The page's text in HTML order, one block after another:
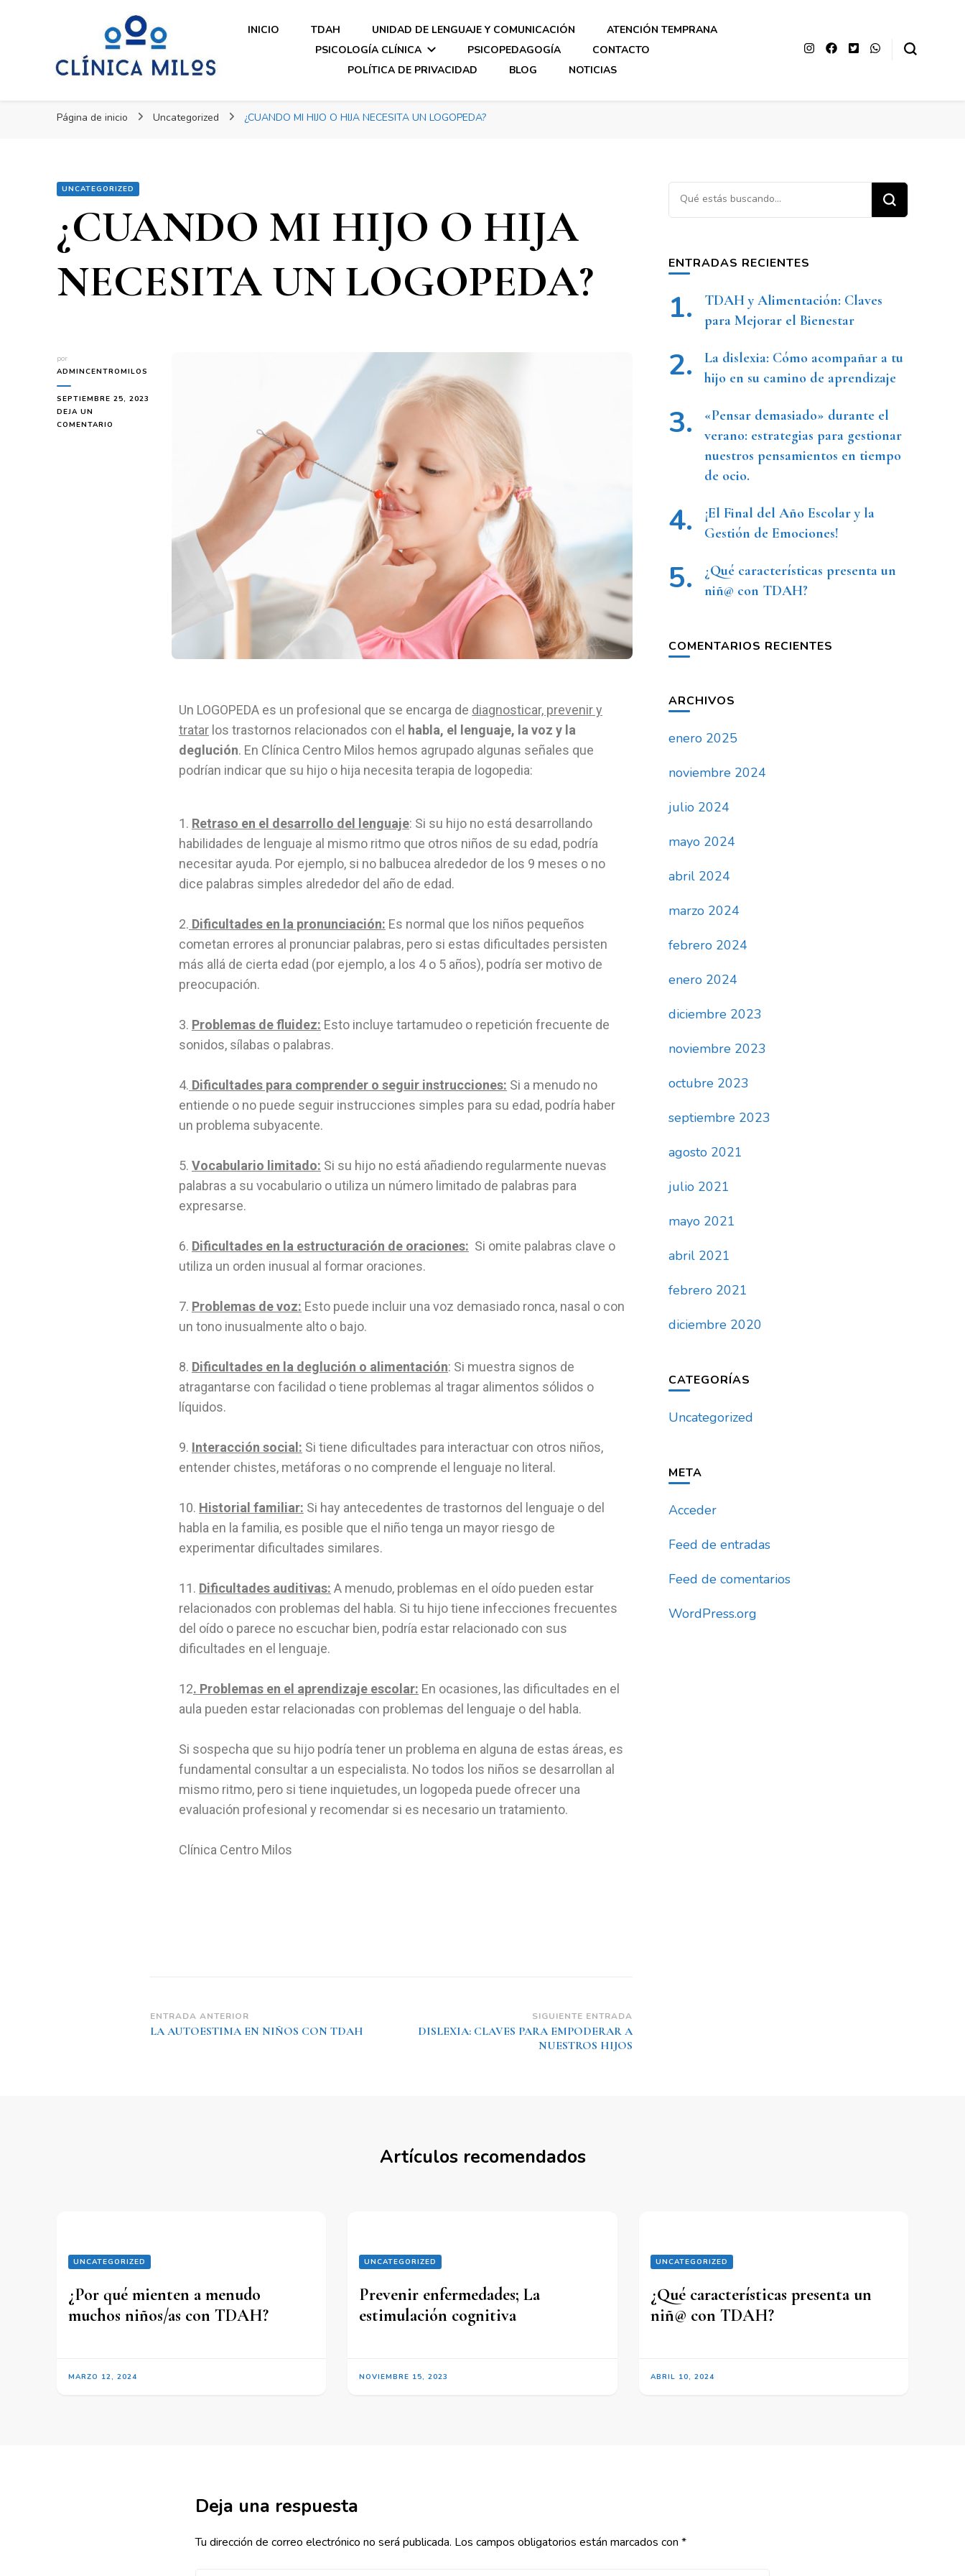
Clínica Milos
INICIO TDAH UNIDAD DE LENGUAJE Y COMUNICACIÓN
ATENCIÓN TEMPRANA
PSICOLOGÍA CLÍNICA
PSICOPEDAGOGÍA
CONTACTO
POLÍTICA DE PRIVACIDAD
BLOG NOTICIAS
Página de inicio Uncategorized ¿CUANDO MI HIJO O HIJA NECESITA UN LOGOPEDA?
UNCATEGORIZED
¿CUANDO MI HIJO O HIJA
NECESITA UN LOGOPEDA?
por
ADMINCENTROMILOS
SEPTIEMBRE 25, 2023
DEJA UN
COMENTARIO
Un LOGOPEDA es un profesional que se encarga de diagnosticar, prevenir y
tratar los trastornos relacionados con el habla, el lenguaje, la voz y la
deglución. En Clínica Centro Milos hemos agrupado algunas señales que
podrían indicar que su hijo o hija necesita terapia de logopedia:
1. Retraso en el desarrollo del lenguaje: Si su hijo no está desarrollando
habilidades de lenguaje al mismo ritmo que otros niños de su edad, podría
necesitar ayuda. Por ejemplo, si no balbucea alrededor de los 9 meses o no
dice palabras simples alrededor del año de edad.
2. Dificultades en la pronunciación: Es normal que los niños pequeños
cometan errores al pronunciar palabras, pero si estas dificultades persisten
más allá de cierta edad (por ejemplo, a los 4 o 5 años), podría ser motivo de
preocupación.
3. Problemas de fluidez: Esto incluye tartamudeo o repetición frecuente de
sonidos, sílabas o palabras.
4. Dificultades para comprender o seguir instrucciones: Si a menudo no
entiende o no puede seguir instrucciones simples para su edad, podría haber
un problema subyacente.
5. Vocabulario limitado: Si su hijo no está añadiendo regularmente nuevas
palabras a su vocabulario o utiliza un número limitado de palabras para
expresarse.
6. Dificultades en la estructuración de oraciones: Si omite palabras clave o
utiliza un orden inusual al formar oraciones.
7. Problemas de voz: Esto puede incluir una voz demasiado ronca, nasal o con
un tono inusualmente alto o bajo.
8. Dificultades en la deglución o alimentación: Si muestra signos de
atragantarse con facilidad o tiene problemas al tragar alimentos sólidos o
líquidos.
9. Interacción social: Si tiene dificultades para interactuar con otros niños,
entender chistes, metáforas o no comprende el lenguaje no literal.
10. Historial familiar: Si hay antecedentes de trastornos del lenguaje o del
habla en la familia, es posible que el niño tenga un mayor riesgo de
experimentar dificultades similares.
11. Dificultades auditivas: A menudo, problemas en el oído pueden estar
relacionados con problemas del habla. Si tu hijo tiene infecciones frecuentes
del oído o parece no escuchar bien, podría estar relacionado con sus
dificultades en el lenguaje.
12. Problemas en el aprendizaje escolar: En ocasiones, las dificultades en el
aula pueden estar relacionadas con problemas del lenguaje o del habla.
Si sospecha que su hijo podría tener un problema en alguna de estas áreas, es
fundamental consultar a un especialista. No todos los niños se desarrollan al
mismo ritmo, pero si tiene inquietudes, un logopeda puede ofrecer una
evaluación profesional y recomendar si es necesario un tratamiento.
Clínica Centro Milos
ENTRADA ANTERIOR
LA AUTOESTIMA EN NIÑOS CON TDAH
SIGUIENTE ENTRADA
DISLEXIA: CLAVES PARA EMPODERAR A
NUESTROS HIJOS
ENTRADAS RECIENTES
TDAH y Alimentación: Claves
para Mejorar el Bienestar
La dislexia: Cómo acompañar a tu
hijo en su camino de aprendizaje
«Pensar demasiado» durante el
verano: estrategias para gestionar
nuestros pensamientos en tiempo
de ocio.
¡El Final del Año Escolar y la
Gestión de Emociones!
¿Qué características presenta un
niñ@ con TDAH?
COMENTARIOS RECIENTES
ARCHIVOS
enero 2025
noviembre 2024
julio 2024
mayo 2024
abril 2024
marzo 2024
febrero 2024
enero 2024
diciembre 2023
noviembre 2023
octubre 2023
septiembre 2023
agosto 2021
julio 2021
mayo 2021
abril 2021
febrero 2021
diciembre 2020
CATEGORÍAS
Uncategorized
META
Acceder
Feed de entradas
Feed de comentarios
WordPress.org
Artículos recomendados
UNCATEGORIZED
¿Por qué mienten a menudo
muchos niños/as con TDAH?
MARZO 12, 2024
UNCATEGORIZED
Prevenir enfermedades; La
estimulación cognitiva
NOVIEMBRE 15, 2023
UNCATEGORIZED
¿Qué características presenta un
niñ@ con TDAH?
ABRIL 10, 2024
Deja una respuesta
Tu dirección de correo electrónico no será publicada. Los campos obligatorios están marcados con *